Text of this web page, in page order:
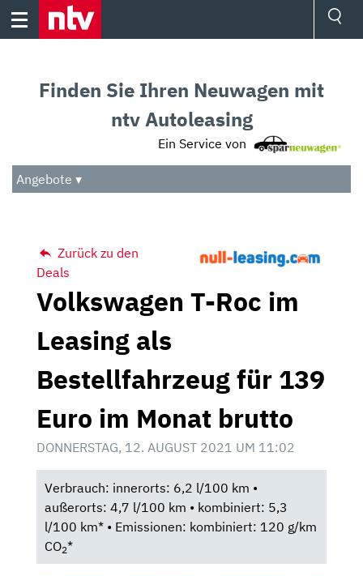
Skip
Audio
Das Beste
Finden Sie Ihren Neuwagen mit
ntv Autoleasing
Ein Service von
Angebote ▾
Zurück zu den
Deals
Volkswagen T-Roc im
Leasing als
Bestellfahrzeug für 139
Euro im Monat brutto
DONNERSTAG, 12. AUGUST 2021 UM 11:02
Verbrauch: innerorts: 6,2 l/100 km •
außerorts: 4,7 l/100 km • kombiniert: 5,3
l/100 km* • Emissionen: kombiniert: 120 g/km
CO2*